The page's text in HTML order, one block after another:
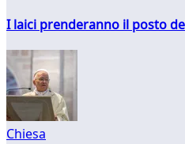
I laici prenderanno il posto
Chiesa